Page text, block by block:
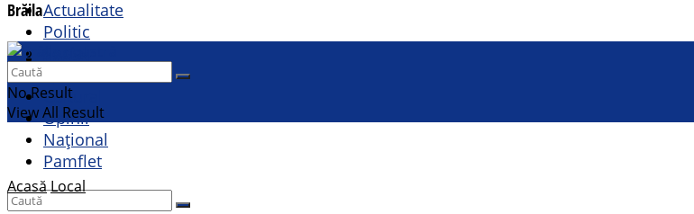
Brăila
Contact
Actualitate
Politic
Cultural
Opinii
Național
Pamflet
No Result
View All Result
AcasăLocal